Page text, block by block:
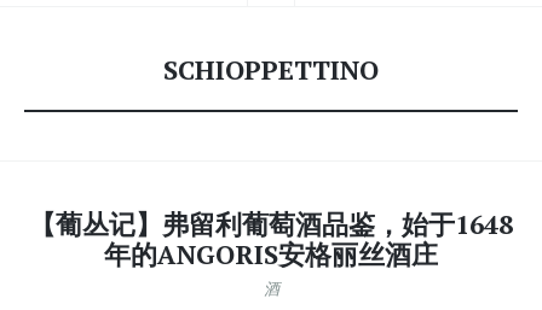
SCHIOPPETTINO
【葡丛记】弗留利葡萄酒品鉴，始于1648
年的ANGORIS安格丽丝酒庄
酒